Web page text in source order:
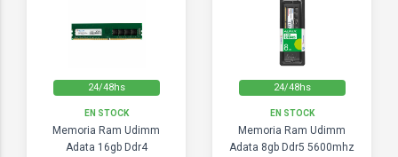
24/48hs
EN STOCK
Memoria Ram Udimm
Adata 16gb Ddr4
24/48hs
EN STOCK
Memoria Ram Udimm
Adata 8gb Ddr5 5600mhz